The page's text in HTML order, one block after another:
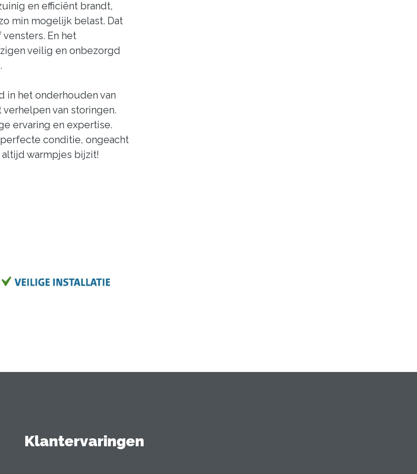
en efficiënt brandt,
min mogelijk belast. Dat
En het
veilig en onbezorgd
in het onderhouden van
verhelpen van storingen.
ervaring en expertise.
conditie, ongeacht
warmpjes bijzit!
Klantervaringen